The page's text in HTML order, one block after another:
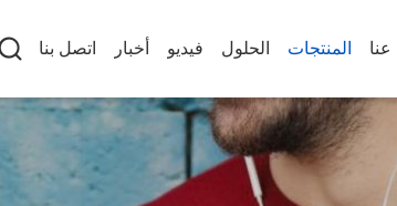
المنتجات الحلول فيديو أخبار اتصل بنا